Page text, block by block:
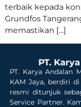
terbaik kepada
Grundfos
memastikan […]
PT.
PT. Karya Andalan
KAM Jaya, berdiri
resmi ditunjuk
Service Partner.